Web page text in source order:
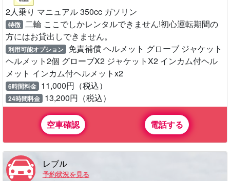
2人乗り マニュアル 350cc ガソリン
特徴 二輪 ここでしかレンタルできません!初心運転期間の
方にはお貸出しできません。
利用可能オプション 免責補償 ヘルメット グローブ ジャケット
ヘルメット2個 グローブX2 ジャケットX2 インカム付ヘル
メット インカム付ヘルメットx2
6時間料金 11,000円（税込）
24時間料金 13,200円（税込）
空車確認 電話する
レブル
予約状況を見る